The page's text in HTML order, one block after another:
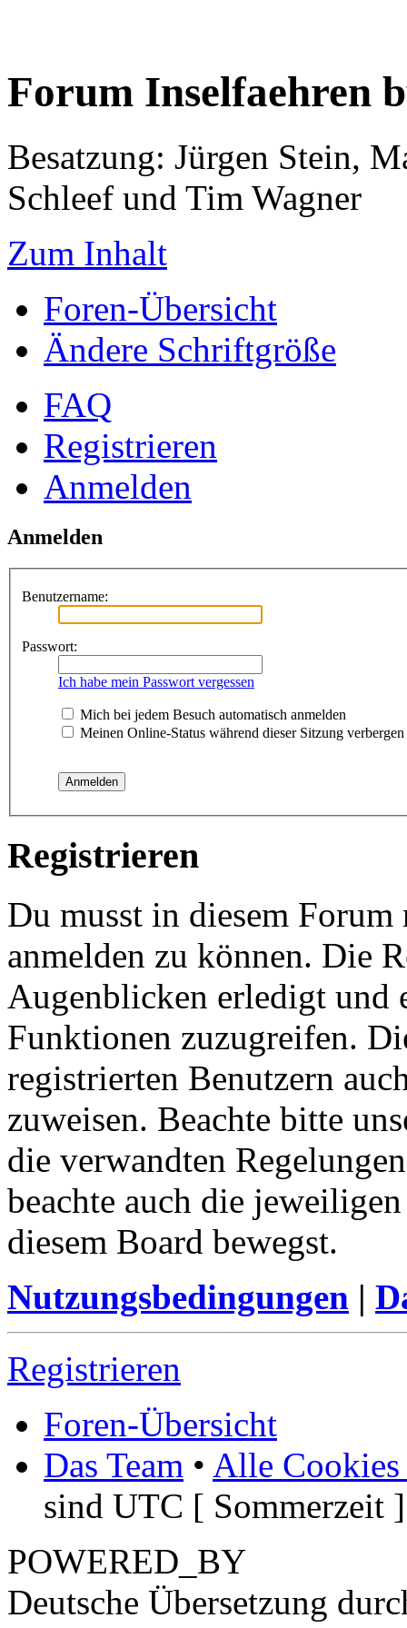
Forum Inselfaehren
Besatzung: Jürgen Stein,
Schleef und Tim Wagner
Zum Inhalt
Foren-Übersicht
Ändere Schriftgröße
FAQ
Registrieren
Anmelden
Anmelden
Benutzername:
Passwort:
Ich habe mein Passwort vergessen
Mich bei jedem Besuch automatisch anmelden
Meinen Online-Status während dieser Sitzung verbergen
Registrieren
Du musst in diesem
anmelden zu können. Die
Augenblicken erledigt und
Funktionen zuzugreifen.
registrierten Benutzern
zuweisen. Beachte bitte
die verwandten
beachte auch die
diesem Board bewegst.
Nutzungsbedingungen |
Registrieren
Foren-Übersicht
Das Team • Alle Cookies
sind UTC [ Sommerzeit ]
POWERED_BY
Deutsche Übersetzung